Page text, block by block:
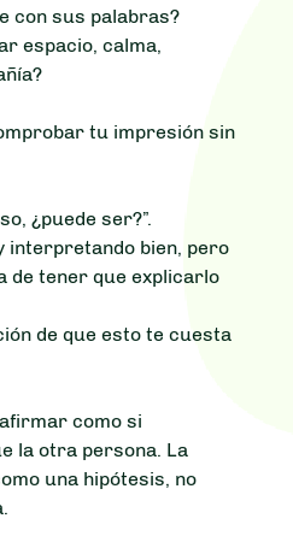
con sus palabras?
espacio, calma,
tu impresión sin
¿puede ser?”.
interpretando bien, pero
de tener que explicarlo
de que esto te cuesta
como si
la otra persona. La
una hipótesis, no